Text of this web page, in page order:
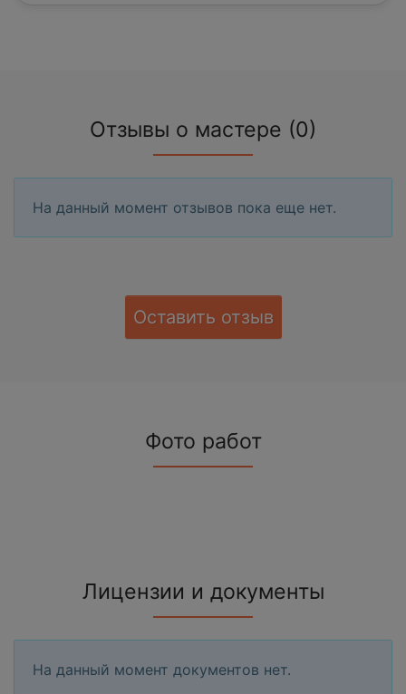
Отзывы о мастере (0)
На данный момент отзывов пока еще нет.
Оставить отзыв
Фото работ
Лицензии и документы
На данный момент документов нет.